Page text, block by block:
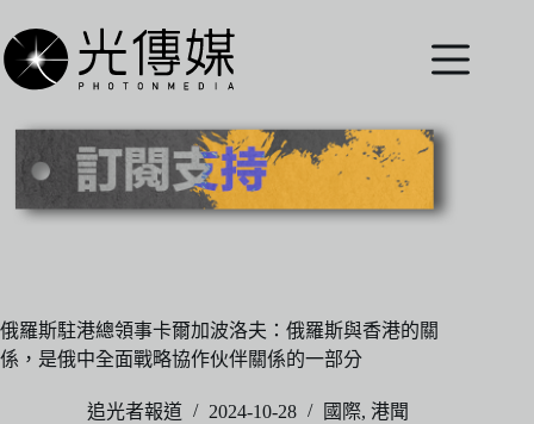
至
主
內
俄羅斯駐港總領事卡爾加波洛夫：俄羅斯與香港的關
係，是俄中全面戰略協作伙伴關係的一部分
追光者報道 2024-10-28 國際, 港聞